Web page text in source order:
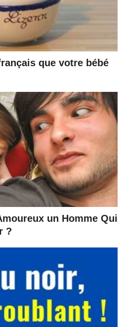
que votre bébé
un Homme Qui
?